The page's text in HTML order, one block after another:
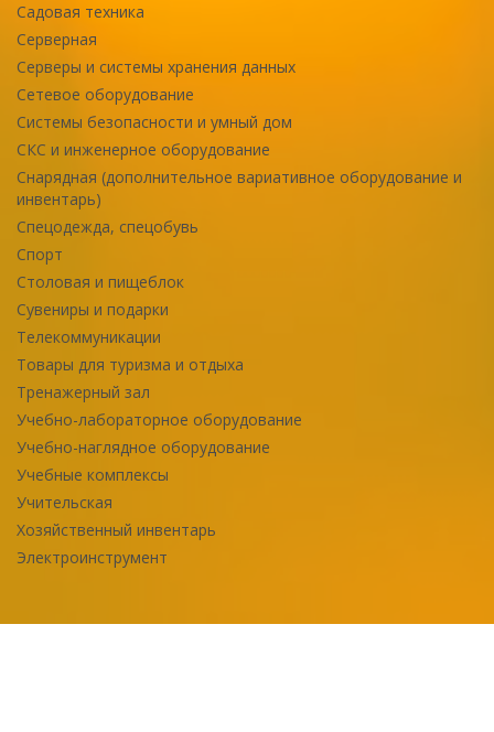
Садовая техника
Серверная
Серверы и системы хранения данных
Сетевое оборудование
Системы безопасности и умный дом
СКС и инженерное оборудование
Снарядная (дополнительное вариативное оборудование и
инвентарь)
Спецодежда, спецобувь
Спорт
Столовая и пищеблок
Сувениры и подарки
Телекоммуникации
Товары для туризма и отдыха
Тренажерный зал
Учебно-лабораторное оборудование
Учебно-наглядное оборудование
Учебные комплексы
Учительская
Хозяйственный инвентарь
Электроинструмент